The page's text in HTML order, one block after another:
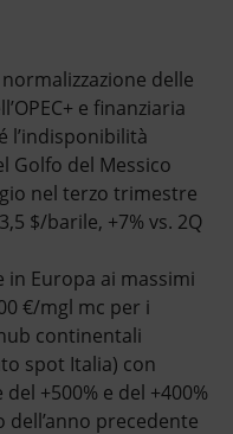
delle
e finanziaria
l’indisponibilità
Golfo del Messico
nel terzo trimestre
$/barile, +7% vs. 2Q
in Europa ai massimi
€/mgl mc per i
continentali
spot Italia) con
+500% e del +400%
precedente